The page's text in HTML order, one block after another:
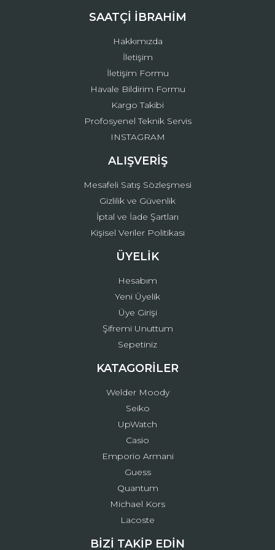
Ürün fiyatı diğer sitelerden daha pahalı.
Gönder
SAATÇİ İBRAHİM
Hakkımızda
İletişim
İletişim Formu
Havale Bildirim Formu
Kargo Takibi
Profosyenel Teknik Servis
INSTAGRAM
ALIŞVERİŞ
Mesafeli Satış Sözleşmesi
Gizlilik ve Güvenlik
İptal ve İade Şartları
Kişisel Veriler Politikası
ÜYELİK
Hesabım
Yeni Üyelik
Üye Girişi
Şifremi Unuttum
Sepetiniz
KATAGORİLER
Welder Moody
Seiko
UpWatch
Casio
Emporio Armani
Guess
Quantum
Michael Kors
Lacoste
BİZİ TAKİP EDİN